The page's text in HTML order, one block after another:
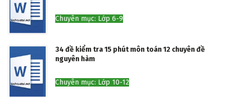
Chuyên mục: Lớp 6-9
34 đề kiểm tra 15 phút môn toán 12 chuyên đề
nguyên hàm
Chuyên mục: Lớp 10-12